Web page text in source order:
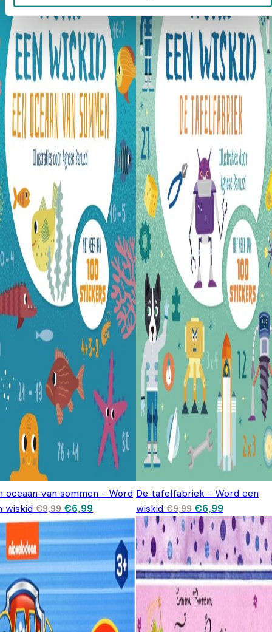
oceaan van sommen - Word
wiskid €9,99 Oorspronkelijke prijs was: €9,99.
€6,99Huidige prijs is: €6,99.
De tafelfabriek - Word een
wiskid €9,99 Oorspronkelijke
prijs was:
€9,99.
€6,99Huidige
prijs is:
€6,99.